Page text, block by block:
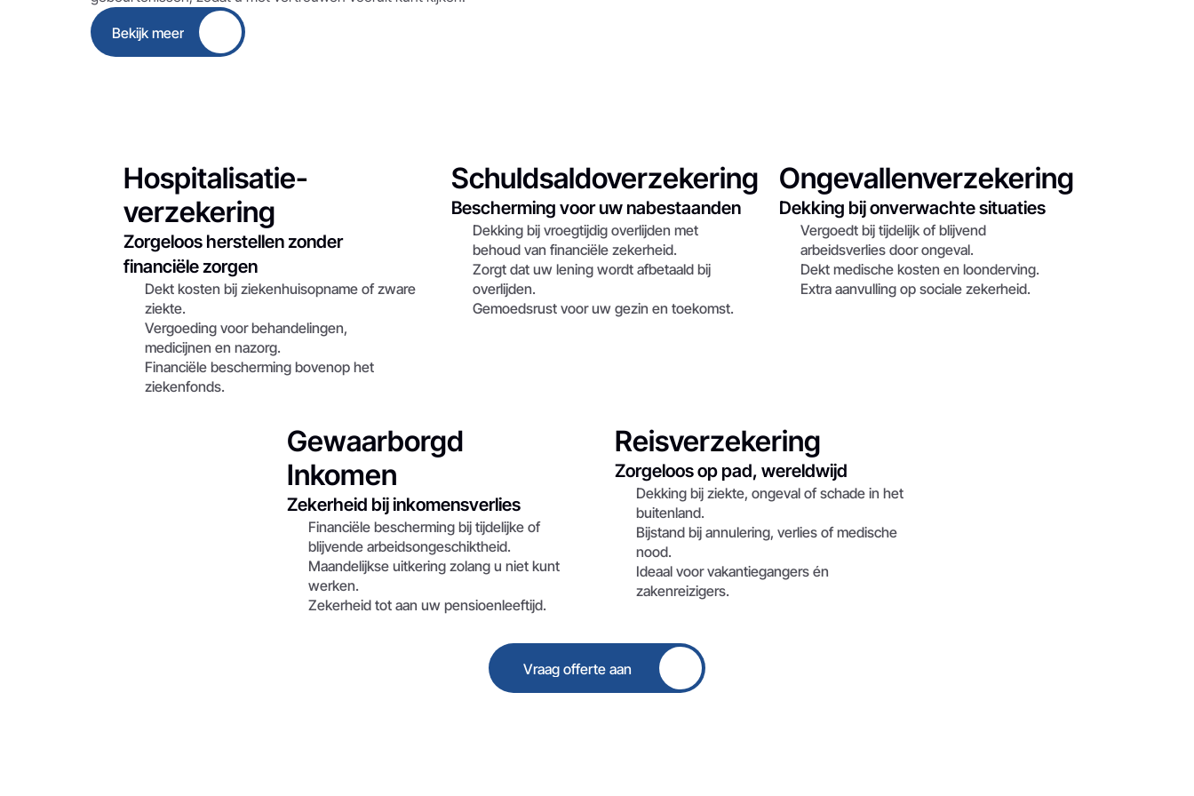
Bekijk meer
Button
Hospitalisatie-
verzekering
Zorgeloos herstellen zonder
financiële zorgen
Dekt kosten bij ziekenhuisopname of zware
ziekte.
Vergoeding voor behandelingen,
medicijnen en nazorg.
Financiële bescherming bovenop het
ziekenfonds.
Schuldsaldoverzekering
Bescherming voor uw nabestaanden
Dekking bij vroegtijdig overlijden met
behoud van financiële zekerheid.
Zorgt dat uw lening wordt afbetaald bij
overlijden.
Gemoedsrust voor uw gezin en toekomst.
Ongevallenverzekering
Dekking bij onverwachte situaties
Vergoedt bij tijdelijk of blijvend
arbeidsverlies door ongeval.
Dekt medische kosten en loonderving.
Extra aanvulling op sociale zekerheid.
Gewaarborgd
Inkomen
Zekerheid bij inkomensverlies
Financiële bescherming bij tijdelijke of
blijvende arbeidsongeschiktheid.
Maandelijkse uitkering zolang u niet kunt
werken.
Zekerheid tot aan uw pensioenleeftijd.
Reisverzekering
Zorgeloos op pad, wereldwijd
Dekking bij ziekte, ongeval of schade in het
buitenland.
Bijstand bij annulering, verlies of medische
nood.
Ideaal voor vakantiegangers én
zakenreizigers.
Vraag offerte aan
Button